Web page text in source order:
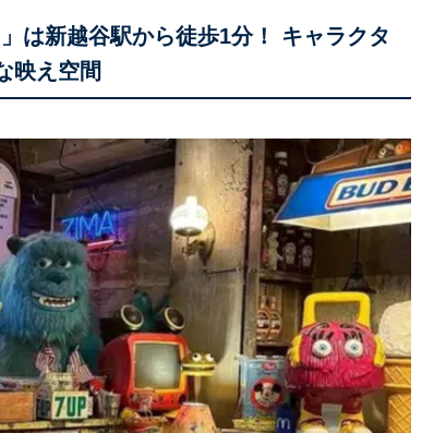
は新越谷駅から徒歩1分！ キャラクタ
映え空間